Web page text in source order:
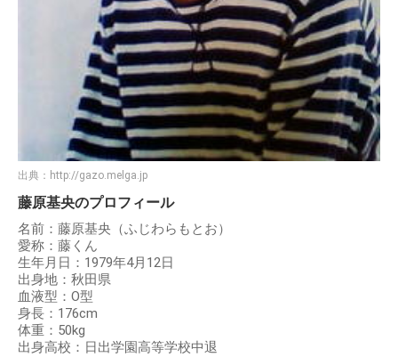
出典： http://gazo.melga.jp
藤原基央のプロフィール
名前：藤原基央（ふじわらもとお）
愛称：藤くん
生年月日：1979年4月12日
出身地：秋田県
血液型：O型
身長：176cm
体重：50kg
出身高校：日出学園高等学校中退